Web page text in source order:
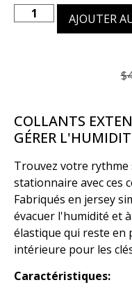
AJOUTER
$
COLLANTS
GÉRER
Trouvez votre rythme
stationnaire avec ces
Fabriqués en jersey
évacuer l'humidité et
élastique qui reste en
intérieure pour les
Caractéristiques: